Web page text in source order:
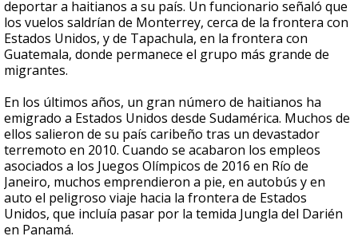
deportar a haitianos a su país. Un funcionario señaló que
los vuelos saldrían de Monterrey, cerca de la frontera con
Estados Unidos, y de Tapachula, en la frontera con
Guatemala, donde permanece el grupo más grande de
migrantes.
En los últimos años, un gran número de haitianos ha
emigrado a Estados Unidos desde Sudamérica. Muchos de
ellos salieron de su país caribeño tras un devastador
terremoto en 2010. Cuando se acabaron los empleos
asociados a los Juegos Olímpicos de 2016 en Río de
Janeiro, muchos emprendieron a pie, en autobús y en
auto el peligroso viaje hacia la frontera de Estados
Unidos, que incluía pasar por la temida Jungla del Darién
en Panamá.